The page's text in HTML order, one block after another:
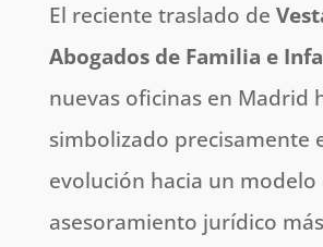
El reciente traslado de
Abogados de Familia e
nuevas oficinas en Madrid
simbolizado precisamente
evolución hacia un modelo
asesoramiento jurídico más